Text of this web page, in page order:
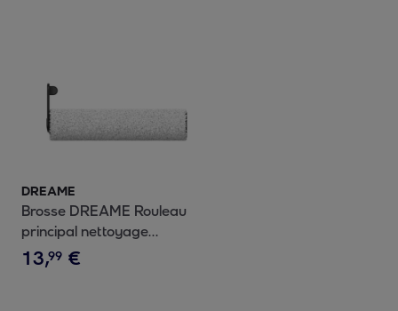
DREAME
Brosse DREAME Rouleau
principal nettoyage
aspirateur laveur H12 M12
13,99 €